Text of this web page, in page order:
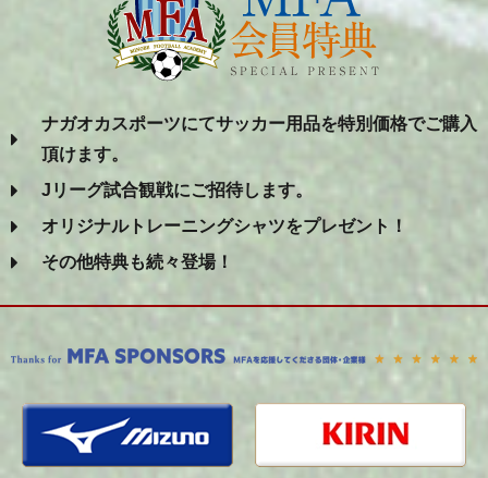
ナガオカスポーツにてサッカー用品を特別価格でご購入
頂けます。
Jリーグ試合観戦にご招待します。
オリジナルトレーニングシャツをプレゼント！
その他特典も続々登場！